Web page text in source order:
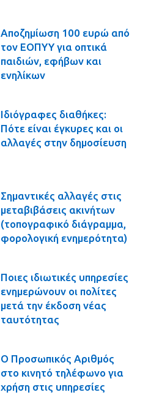
Αποζημίωση 100 ευρώ από
τον ΕΟΠΥΥ για οπτικά
παιδιών, εφήβων και
ενηλίκων
Ιδιόγραφες διαθήκες:
Πότε είναι έγκυρες και οι
αλλαγές στην δημοσίευση
Σημαντικές αλλαγές στις
μεταβιβάσεις ακινήτων
(τοπογραφικό διάγραμμα,
φορολογική ενημερότητα)
Ποιες ιδιωτικές υπηρεσίες
ενημερώνουν οι πολίτες
μετά την έκδοση νέας
ταυτότητας
Ο Προσωπικός Αριθμός
στο κινητό τηλέφωνο για
χρήση στις υπηρεσίες